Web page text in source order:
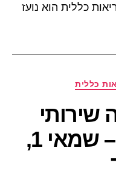
כללית הוא נועז
כללית
בריאות כללית – שמאי 1,